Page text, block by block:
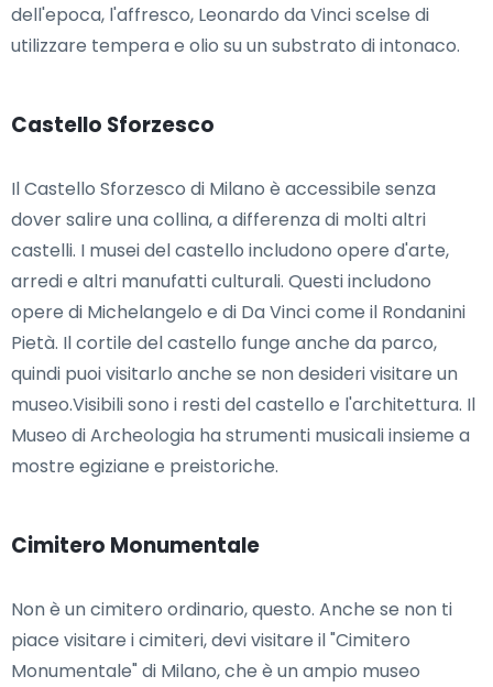
dell'epoca, l'affresco, Leonardo da Vinci scelse di
utilizzare tempera e olio su un substrato di intonaco.
Castello Sforzesco
Il Castello Sforzesco di Milano è accessibile senza
dover salire una collina, a differenza di molti altri
castelli. I musei del castello includono opere d'arte,
arredi e altri manufatti culturali. Questi includono
opere di Michelangelo e di Da Vinci come il Rondanini
Pietà. Il cortile del castello funge anche da parco,
quindi puoi visitarlo anche se non desideri visitare un
museo.Visibili sono i resti del castello e l'architettura. Il
Museo di Archeologia ha strumenti musicali insieme a
mostre egiziane e preistoriche.
Cimitero Monumentale
Non è un cimitero ordinario, questo. Anche se non ti
piace visitare i cimiteri, devi visitare il "Cimitero
Monumentale" di Milano, che è un ampio museo